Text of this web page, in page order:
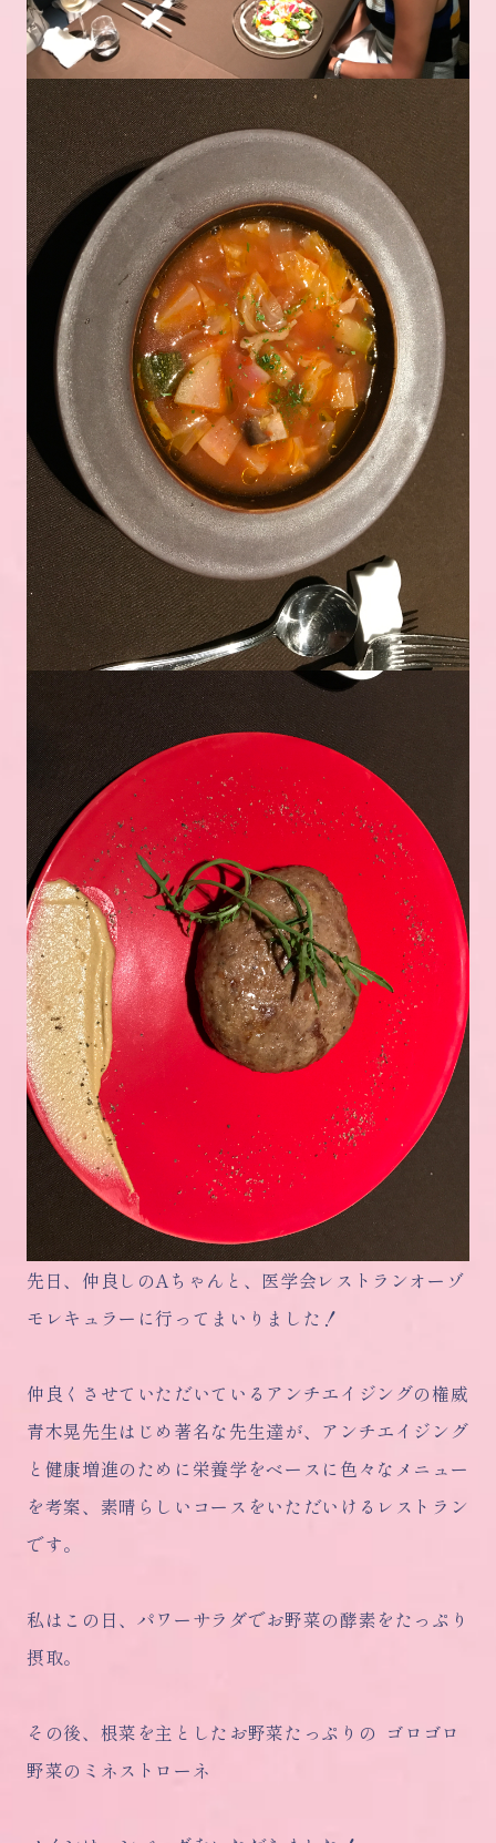
先日、仲良しのAちゃんと、医学会レストランオーゾ
モレキュラーに行ってまいりました！
仲良くさせていただいているアンチエイジングの権威
青木晃先生はじめ著名な先生達が、アンチエイジング
と健康増進のために栄養学をベースに色々なメニュー
を考案、素晴らしいコースをいただいけるレストラン
です。
私はこの日、パワーサラダでお野菜の酵素をたっぷり
摂取。
その後、根菜を主としたお野菜たっぷりの ゴロゴロ
野菜のミネストローネ